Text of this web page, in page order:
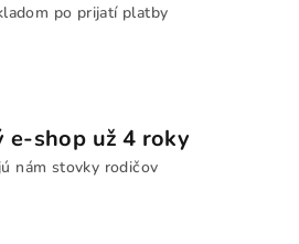
po prijatí platby
e-shop už 4 roky
nám stovky rodičov